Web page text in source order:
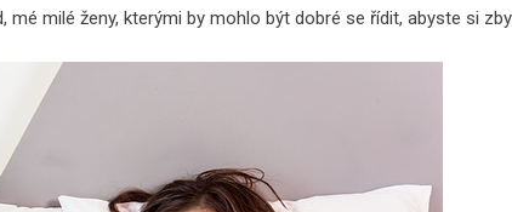
mé milé ženy, kterými by mohlo být dobré se řídit, abyste si